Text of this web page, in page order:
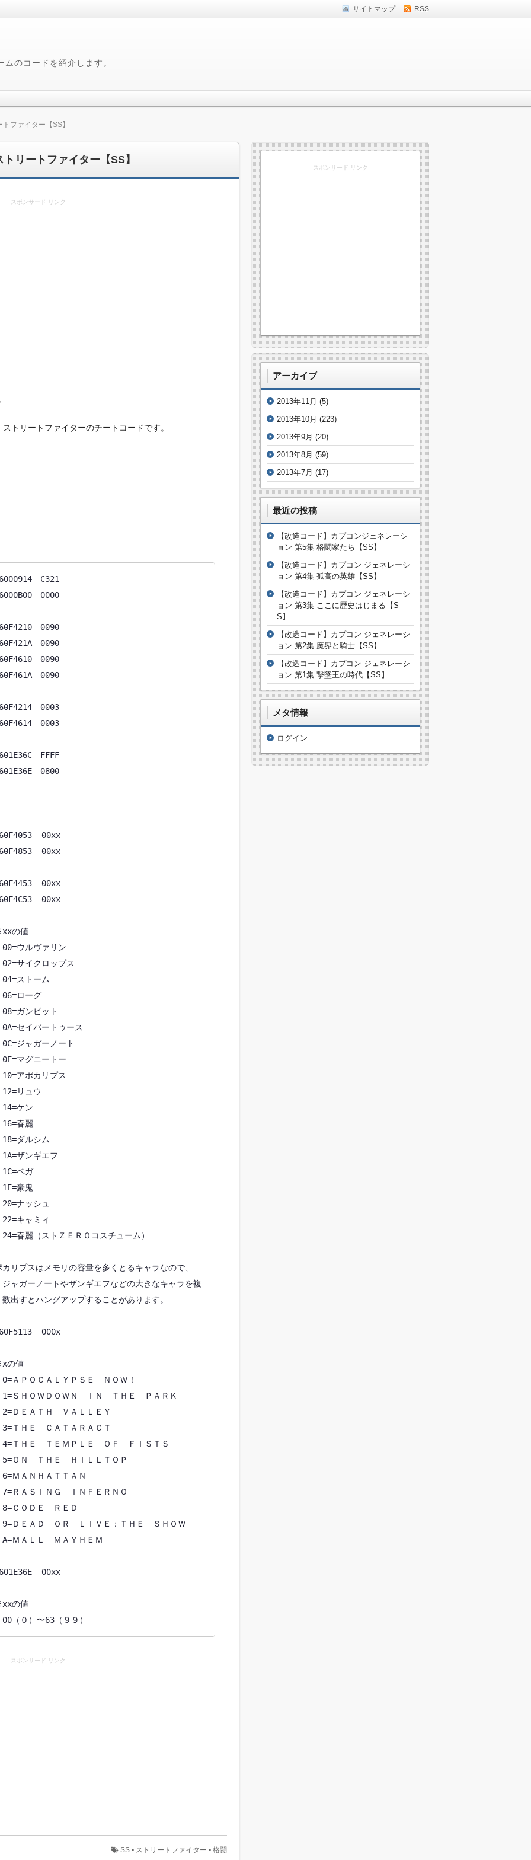
サイトマップ RSS
のコードを紹介します。
ファイター【SS】
リートファイター【SS】
スポンサード リンク
トリートファイターのチートコードです。
　C321
0000
　0090
0090
　0090
0090
　0003
　0003
　FFFF
0800
00xx
00xx
00xx
00xx
リン
ップス
ム
グ
ト
ゥース
ノート
トー
プス
ウ
ム
エフ
ュ
ィ
ＲＯコスチューム）
容量を多くとるキャラなので、
ギエフなどの大きなキャラを複
することがあります。
000x
ＰＳＥ　ＮＯＷ！
　ＩＮ　ＴＨＥ　ＰＡＲＫ
ＡＬＬＥＹ
ＡＲＡＣＴ
ＬＥ　ＯＦ　ＦＩＳＴＳ
ＨＩＬＬＴＯＰ
ＴＡＮ
ＩＮＦＥＲＮＯ
ＲＥＤ
ＩＶＥ：ＴＨＥ　ＳＨＯＷ
ＡＹＨＥＭ
00xx
９９）
スポンサード リンク
SS • ストリートファイター • 格闘
スポンサード リンク
アーカイブ
2013年11月 (5)
2013年10月 (223)
2013年9月 (20)
2013年8月 (59)
2013年7月 (17)
最近の投稿
【改造コード】カプコンジェネレーシ
ョン 第5集 格闘家たち【SS】
【改造コード】カプコン ジェネレーシ
ョン 第4集 孤高の英雄【SS】
【改造コード】カプコン ジェネレーシ
ョン 第3集 ここに歴史はじまる【S
S】
【改造コード】カプコン ジェネレーシ
ョン 第2集 魔界と騎士【SS】
【改造コード】カプコン ジェネレーシ
ョン 第1集 撃墜王の時代【SS】
メタ情報
ログイン